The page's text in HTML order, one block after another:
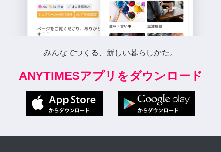
みんなでつくる、新しい暮らしかた。
ANYTIMESアプリをダウンロード